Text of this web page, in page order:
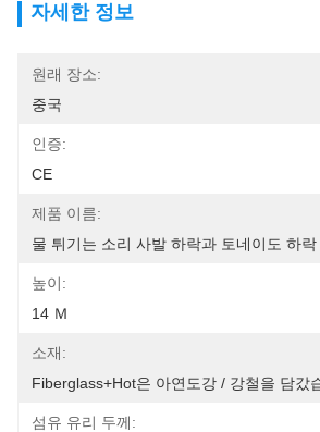
자세한 정보
원래 장소:
중국
인증:
CE
제품 이름:
물 튀기는 소리 사발 하락과 토네이도 하락
높이:
14 Ｍ
소재:
Fiberglass+Hot은 아연도강 / 강철을 담갔
섬유 유리 두께: